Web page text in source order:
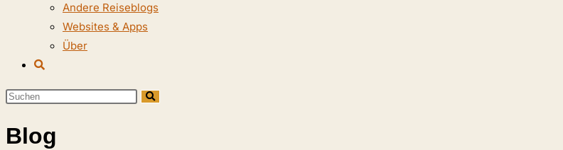
Andere Reiseblogs
Websites & Apps
Über
Website-
umschalten
Diese
durchsuchen
Blog